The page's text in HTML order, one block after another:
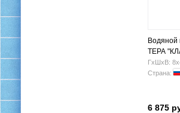
Водяной
ТЕРА
Н.Г. 3/4"
ГхШхВ:
Страна:
6 875